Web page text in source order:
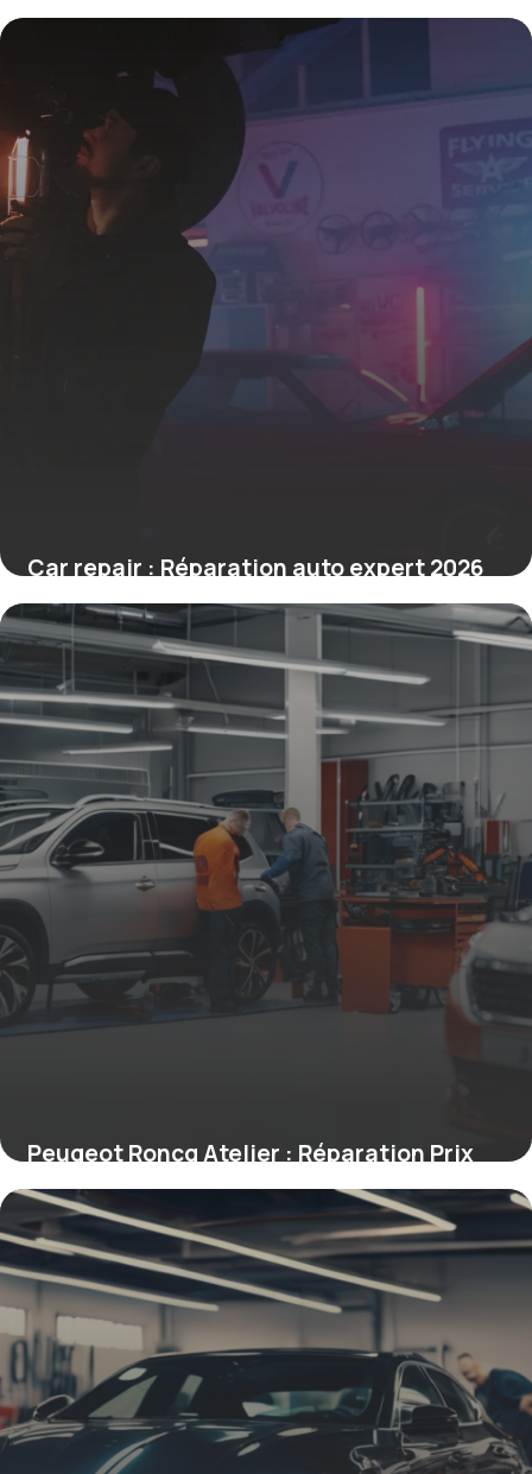
2026
Car repair : Réparation auto expert 2026
13 mai 2026
Peugeot Roncq Atelier : Réparation Prix
10 mai 2026